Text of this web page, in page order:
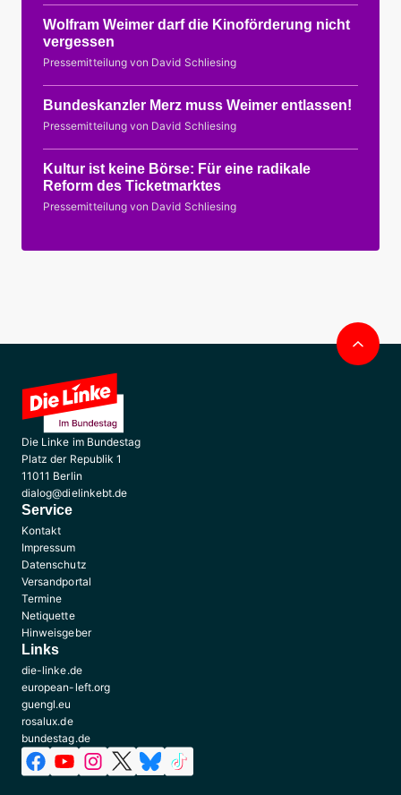
Wolfram Weimer darf die Kinoförderung nicht
vergessen
Pressemitteilung von David Schliesing
Bundeskanzler Merz muss Weimer entlassen!
Pressemitteilung von David Schliesing
Kultur ist keine Börse: Für eine radikale
Reform des Ticketmarktes
Pressemitteilung von David Schliesing
Die Linke im Bundestag
Platz der Republik 1
11011 Berlin
dialog@dielinkebt.de
Service
Kontakt
Impressum
Datenschutz
Versandportal
Termine
Netiquette
Hinweisgeber
Links
die-linke.de
european-left.org
guengl.eu
rosalux.de
bundestag.de